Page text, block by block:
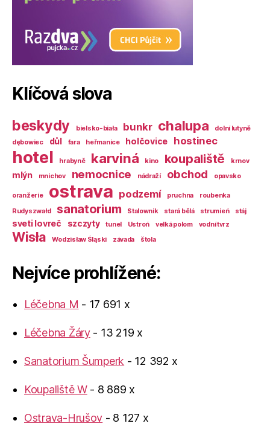
Klíčová slova
beskydy bielsko-biała bunkr chalupa
dolní lutyně
dębowiec
důl fara heřmanice holčovice hostinec
hotel hrabyně karviná kino koupaliště krnov
mlýn mnichov nemocnice nádraží obchod opavsko
oranžerie ostrava podzemí pruchna
roubenka
Rudyszwałd
sanatorium Stalownik stará bělá strumień stáj
sveti lovreč szczyty tunel Ustroń velká polom vodní tvrz
Wisła Wodzisław Śląski závada štola
Nejvíce prohlížené:
Léčebna M - 17 691 x
Léčebna Žáry- 13 219 x
Sanatorium Šumperk - 12 392 x
Koupaliště W- 8 889 x
Ostrava-Hrušov - 8 127 x